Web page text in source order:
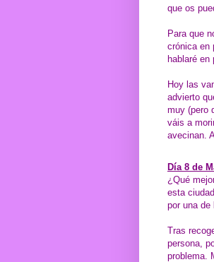
que os
Para que
crónica en
hablaré
Hoy las
advierto
muy (pero
váis a
avecinan.
Día 8 de
¿Qué
esta
por una de
Tras
persona,
problema.